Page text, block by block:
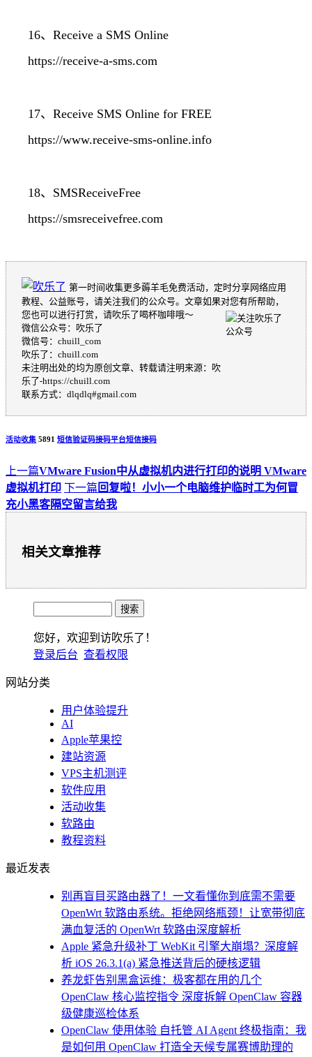
16、Receive a SMS Online
https://receive-a-sms.com
17、Receive SMS Online for FREE
https://www.receive-sms-online.info
18、SMSReceiveFree
https://smsreceivefree.com
第一时间收集更多薅羊毛免费活动，定时分享网络应用
教程、公益账号，请关注我们的公众号。文章如果对您有所帮助，
您也可以进行打赏，请吹乐了喝杯咖啡哦～
微信公众号：吹乐了
微信号：chuill_com
吹乐了：chuill.com
未注明出处的均为原创文章、转载请注明来源：吹
乐了-https://chuill.com
联系方式：dlqdlq#gmail.com
活动收集 5891 短信验证码接码平台短信接码
上一篇VMware Fusion中从虚拟机内进行打印的说明 VMware
虚拟机打印 下一篇 回复啦！小小一个电脑维护临时工为何冒
充小黑客隔空留言给我
相关文章推荐
您好，欢迎到访吹乐了！
登录后台 查看权限
网站分类
用户体验提升
AI
Apple苹果控
建站资源
VPS主机测评
软件应用
活动收集
软路由
教程资料
最近发表
别再盲目买路由器了！一文看懂你到底需不需要
OpenWrt 软路由系统。拒绝网络瓶颈！让宽带彻底
满血复活的 OpenWrt 软路由深度解析
Apple 紧急升级补丁 WebKit 引擎大崩塌？深度解
析 iOS 26.3.1(a) 紧急推送背后的硬核逻辑
养龙虾告别黑盒运维：极客都在用的几个
OpenClaw 核心监控指令 深度拆解 OpenClaw 容器
级健康巡检体系
OpenClaw 使用体验 自托管 AI Agent 终极指南：我
是如何用 OpenClaw 打造全天候专属赛博助理的